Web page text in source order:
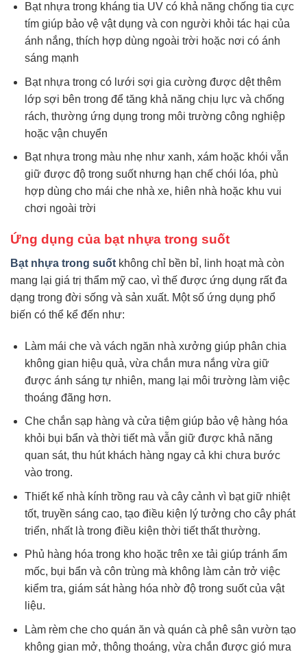
Bạt nhựa trong kháng tia UV có khả năng chống tia cực
tím giúp bảo vệ vật dụng và con người khỏi tác hại của
ánh nắng, thích hợp dùng ngoài trời hoặc nơi có ánh
sáng mạnh
Bạt nhựa trong có lưới sợi gia cường được dệt thêm
lớp sợi bên trong để tăng khả năng chịu lực và chống
rách, thường ứng dụng trong môi trường công nghiệp
hoặc vận chuyển
Bạt nhựa trong màu nhẹ như xanh, xám hoặc khói vẫn
giữ được độ trong suốt nhưng hạn chế chói lóa, phù
hợp dùng cho mái che nhà xe, hiên nhà hoặc khu vui
chơi ngoài trời
Ứng dụng của bạt nhựa trong suốt
Bạt nhựa trong suốt không chỉ bền bỉ, linh hoạt mà còn
mang lại giá trị thẩm mỹ cao, vì thế được ứng dụng rất đa
dạng trong đời sống và sản xuất. Một số ứng dụng phổ
biến có thể kể đến như:
Làm mái che và vách ngăn nhà xưởng giúp phân chia
không gian hiệu quả, vừa chắn mưa nắng vừa giữ
được ánh sáng tự nhiên, mang lại môi trường làm việc
thoáng đãng hơn.
Che chắn sạp hàng và cửa tiệm giúp bảo vệ hàng hóa
khỏi bụi bẩn và thời tiết mà vẫn giữ được khả năng
quan sát, thu hút khách hàng ngay cả khi chưa bước
vào trong.
Thiết kế nhà kính trồng rau và cây cảnh vì bạt giữ nhiệt
tốt, truyền sáng cao, tạo điều kiện lý tưởng cho cây phát
triển, nhất là trong điều kiện thời tiết thất thường.
Phủ hàng hóa trong kho hoặc trên xe tải giúp tránh ẩm
mốc, bụi bẩn và côn trùng mà không làm cản trở việc
kiểm tra, giám sát hàng hóa nhờ độ trong suốt của vật
liệu.
Làm rèm che cho quán ăn và quán cà phê sân vườn tạo
không gian mở, thông thoáng, vừa chắn được gió mưa